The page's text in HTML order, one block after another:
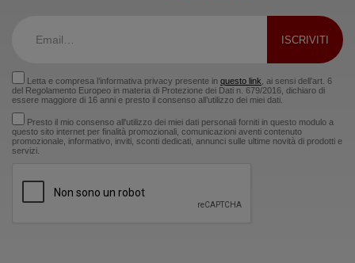
Letta e compresa l’informativa privacy presente in questo link , ai sensi dell’art. 6
del Regolamento Europeo in materia di Protezione dei Dati n. 679/2016, dichiaro di
essere maggiore di 16 anni e presto il consenso all’utilizzo dei miei dati.
Presto il mio consenso all'utilizzo dei miei dati personali forniti in questo modulo a
questo sito internet per finalità promozionali, comunicazioni aventi contenuto
promozionale, informativo, inviti, sconti dedicati, annunci sulle ultime novità di prodotti e
servizi.